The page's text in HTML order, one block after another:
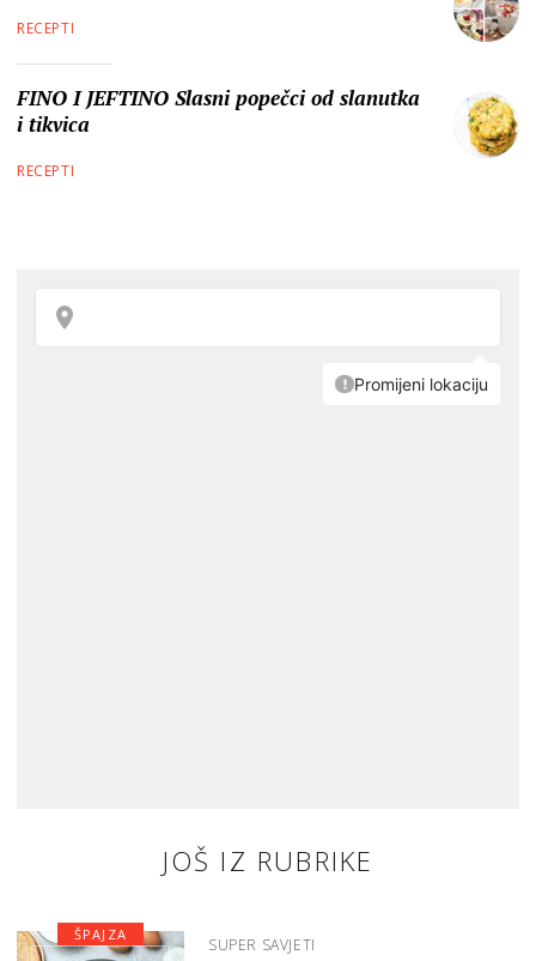
RECEPTI
FINO I JEFTINO Slasni popečci od slanutka
i tikvica
RECEPTI
JOŠ IZ RUBRIKE
SUPER SAVJETI
ŠPAJZA